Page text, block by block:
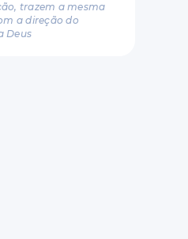
trazem a mesma
a direção do
Deus